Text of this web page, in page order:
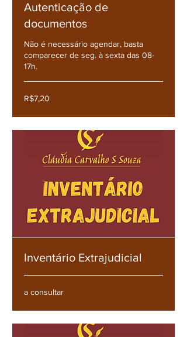
Autenticação de
documentos
Não é necessário agendar, basta
comparecer de seg. à sexta das 08-
17h.
R$7,20
R$7,20
Inventário Extrajudicial
consultar
a consultar